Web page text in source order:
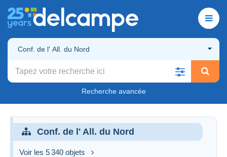
Conf. de l' All. du Nord
Recherche avancée
Conf. de l' All. du Nord
Voir les 5 340 objets